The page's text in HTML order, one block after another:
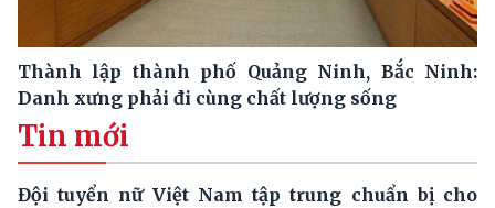
Thành lập thành phố Quảng Ninh, Bắc Ninh:
Danh xưng phải đi cùng chất lượng sống
Tin mới
Đội tuyển nữ Việt Nam tập trung chuẩn bị cho